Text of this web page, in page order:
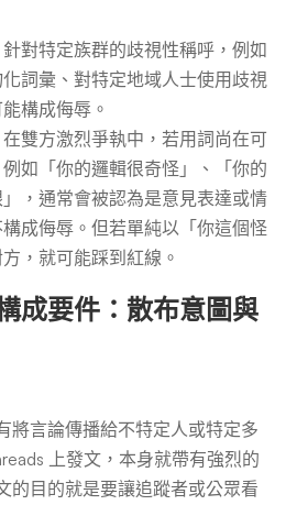
針對特定族群的歧視性稱呼，例如
詞彙、對特定地域人士使用歧視
構成侮辱。
在雙方激烈爭執中，若用詞尚在可
如「你的邏輯很奇怪」、「你的
，通常會被認為是意見表達或情
成侮辱。但若單純以「你這個怪
，就可能踩到紅線。
成要件：散布意圖與
將言論傳播給不特定人或特定多
上發文，本身就帶有強烈的
的目的就是要讓追蹤者或公眾看